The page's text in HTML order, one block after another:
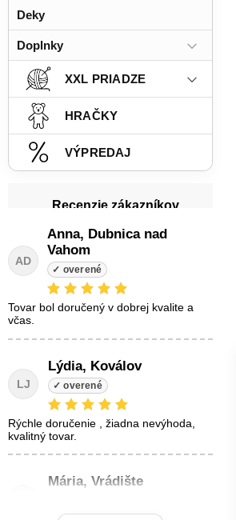
Deky
Doplnky
XXL PRIADZE
HRAČKY
VÝPREDAJ
Recenzie zákazníkov
AD
Anna, Dubnica nad
Vahom
tovar bol doručený v dobrej kvalite a
včas.
LJ
Lýdia, Koválov
Rýchle doručenie , žiadna nevýhoda,
kvalitný tovar.
Mária, Vrádište